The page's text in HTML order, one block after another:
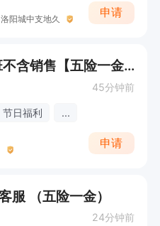
阳城中支地久
申请
支付宝文职客服无夜班不含销售【五险一金+双休】
45分钟前
节日福利 ...
申请
服 （五险一金）
24分钟前